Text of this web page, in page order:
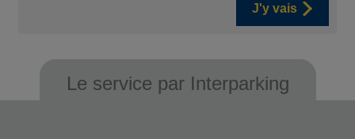
J'y vais
Le service par Interparking